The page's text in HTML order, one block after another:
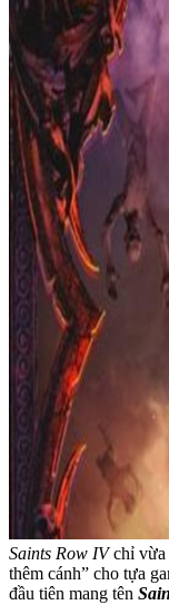
Saints Row IVchỉ vừa
thêm cánh” cho tựa
đầu tiên mang tên